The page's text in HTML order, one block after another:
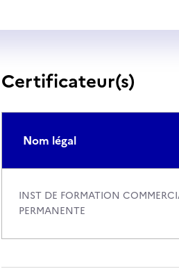
Certificateur(s)
Nom légal
INST DE FORMATION
PERMANENTE